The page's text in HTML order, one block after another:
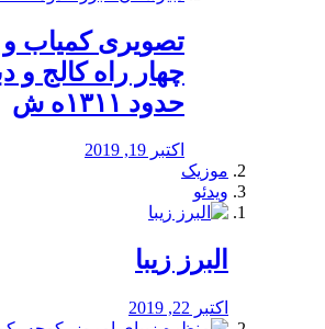
️تصویری کمیاب و
چهار راه كالج و
حدود ۱۳۱۱ه ش
اکتبر 19, 2019
موزیک
ویدئو
البرز زیبا
اکتبر 22, 2019